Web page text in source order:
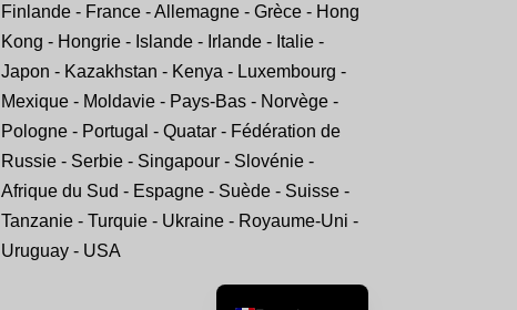
Finlande - France - Allemagne - Grèce - Hong
Kong - Hongrie - Islande - Irlande - Italie -
Japon - Kazakhstan - Kenya - Luxembourg -
Mexique - Moldavie - Pays-Bas - Norvège -
Pologne - Portugal - Quatar - Fédération de
Russie - Serbie - Singapour - Slovénie -
Afrique du Sud - Espagne - Suède - Suisse -
Tanzanie - Turquie - Ukraine - Royaume-Uni -
Uruguay - USA
Finnish
Italian
Norwegian
Spanish